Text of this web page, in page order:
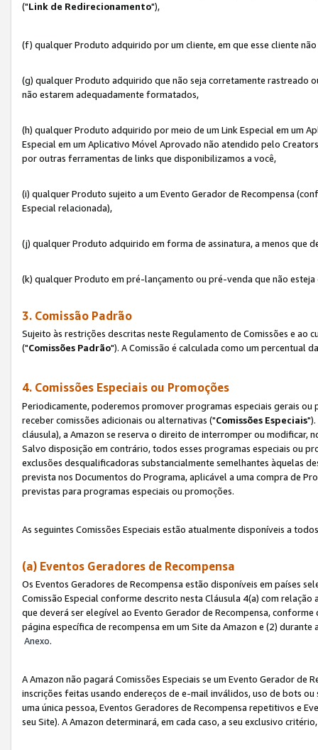
("Link de Redirecionamento"),
(f) qualquer Produto adquirido por um cliente, em que esse cliente
(g) qualquer Produto adquirido que não seja corretamente rastreado
não estarem adequadamente formatados,
(h) qualquer Produto adquirido por meio de um Link Especial em um
Especial em um Aplicativo Móvel Aprovado não atendido pelo
por outras ferramentas de links que disponibilizamos a você,
(i) qualquer Produto sujeito a um Evento Gerador de Recompensa
Especial relacionada),
(j) qualquer Produto adquirido em forma de assinatura, a menos que
(k) qualquer Produto em pré-lançamento ou pré-venda que não
3. Comissão Padrão
Sujeito às restrições descritas neste Regulamento de Comissões e ao
("Comissões Padrão"). A Comissão é calculada como um percentual
4. Comissões Especiais ou Promoções
Periodicamente, poderemos promover programas especiais gerais
receber comissões adicionais ou alternativas ("Comissões Especiais
cláusula), a Amazon se reserva o direito de interromper ou
Salvo disposição em contrário, todos esses programas especiais ou
exclusões desqualificadoras substancialmente semelhantes àquelas
prevista nos Documentos do Programa, aplicável a uma compra de
previstas para programas especiais ou promoções.
As seguintes Comissões Especiais estão atualmente disponíveis a
(a) Eventos Geradores de Recompensa
Os Eventos Geradores de Recompensa estão disponíveis em países
Comissão Especial conforme descrito nesta Cláusula 4(a) com relação
que deverá ser elegível ao Evento Gerador de Recompensa,
página específica de recompensa em um Site da Amazon e (2)
Anexo.
A Amazon não pagará Comissões Especiais se um Evento Gerador
inscrições feitas usando endereços de e-mail inválidos, uso de bots
uma única pessoa, Eventos Geradores de Recompensa repetitivos e
seu Site). A Amazon determinará, em cada caso, a seu exclusivo